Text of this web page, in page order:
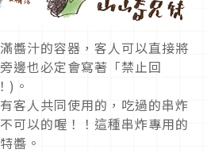
醬汁的容器，客人可以直接將
邊也必定會寫著「禁止回
)。
客人共同使用的，吃過的串炸
可以的喔！！這種串炸專用的
醬。